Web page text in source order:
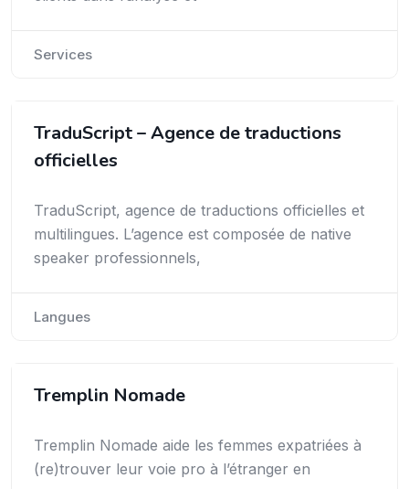
Services
TraduScript – Agence de traductions
officielles
TraduScript, agence de traductions officielles et
multilingues. L’agence est composée de native
speaker professionnels,
Langues
Tremplin Nomade
Tremplin Nomade aide les femmes expatriées à
(re)trouver leur voie pro à l’étranger en